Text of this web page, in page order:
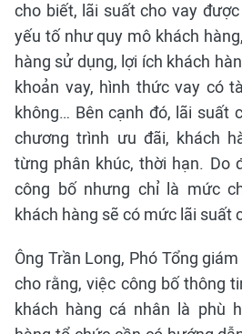
cho biết, lãi suất cho vay
yếu tố như quy mô khách
hàng sử dụng, lợi ích khách
khoản vay, hình thức vay có
không… Bên cạnh đó, lãi suất
chương trình ưu đãi, khách
từng phân khúc, thời hạn. Do
công bố nhưng chỉ là mức
khách hàng sẽ có mức lãi suất
Ông Trần Long, Phó Tổng
cho rằng, việc công bố thông
khách hàng cá nhân là phù